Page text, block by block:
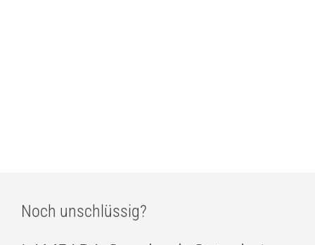
Noch unschlüssig?